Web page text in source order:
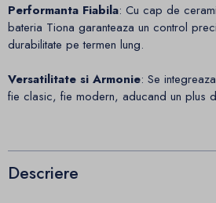
Performanta Fiabila: Cu cap de
bateria Tiona garanteaza un control
durabilitate pe termen lung.
Versatilitate si Armonie: Se
fie clasic, fie modern, aducand un plus
Descriere